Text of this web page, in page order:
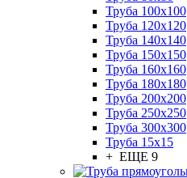
Труба 100x100
Труба 120x120
Труба 140x140
Труба 150x150
Труба 160x160
Труба 180x180
Труба 200x200
Труба 250x250
Труба 300x300
Труба 15x15
+ ЕЩЕ 9